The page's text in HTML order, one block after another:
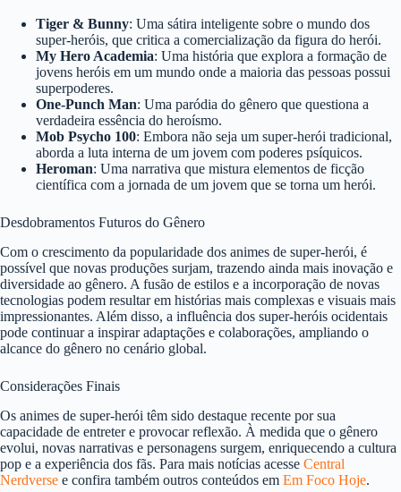
Tiger & Bunny: Uma sátira inteligente sobre o mundo dos
super-heróis, que critica a comercialização da figura do herói.
My Hero Academia: Uma história que explora a formação de
jovens heróis em um mundo onde a maioria das pessoas possui
superpoderes.
One-Punch Man: Uma paródia do gênero que questiona a
verdadeira essência do heroísmo.
Mob Psycho 100: Embora não seja um super-herói tradicional,
aborda a luta interna de um jovem com poderes psíquicos.
Heroman: Uma narrativa que mistura elementos de ficção
científica com a jornada de um jovem que se torna um herói.
Desdobramentos Futuros do Gênero
Com o crescimento da popularidade dos animes de super-herói, é
possível que novas produções surjam, trazendo ainda mais inovação e
diversidade ao gênero. A fusão de estilos e a incorporação de novas
tecnologias podem resultar em histórias mais complexas e visuais mais
impressionantes. Além disso, a influência dos super-heróis ocidentais
pode continuar a inspirar adaptações e colaborações, ampliando o
alcance do gênero no cenário global.
Considerações Finais
Os animes de super-herói têm sido destaque recente por sua
capacidade de entreter e provocar reflexão. À medida que o gênero
evolui, novas narrativas e personagens surgem, enriquecendo a cultura
pop e a experiência dos fãs. Para mais notícias acesse Central
Nerdverse e confira também outros conteúdos em Em Foco Hoje.